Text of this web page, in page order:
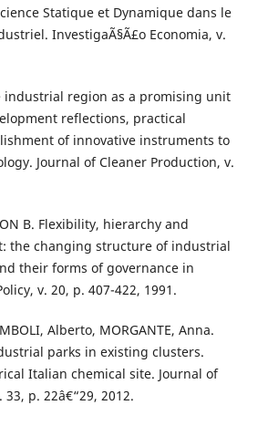
Statique et Dynamique dans le
InvestigaÃ§Ã£o Economia, v.
industrial region as a promising unit
reflections, practical
of innovative instruments to
Journal of Cleaner Production, v.
B. Flexibility, hierarchy and
the changing structure of industrial
their forms of governance in
v. 20, p. 407-422, 1991.
Alberto, MORGANTE, Anna.
parks in existing clusters.
Italian chemical site. Journal of
p. 22â€“29, 2012.